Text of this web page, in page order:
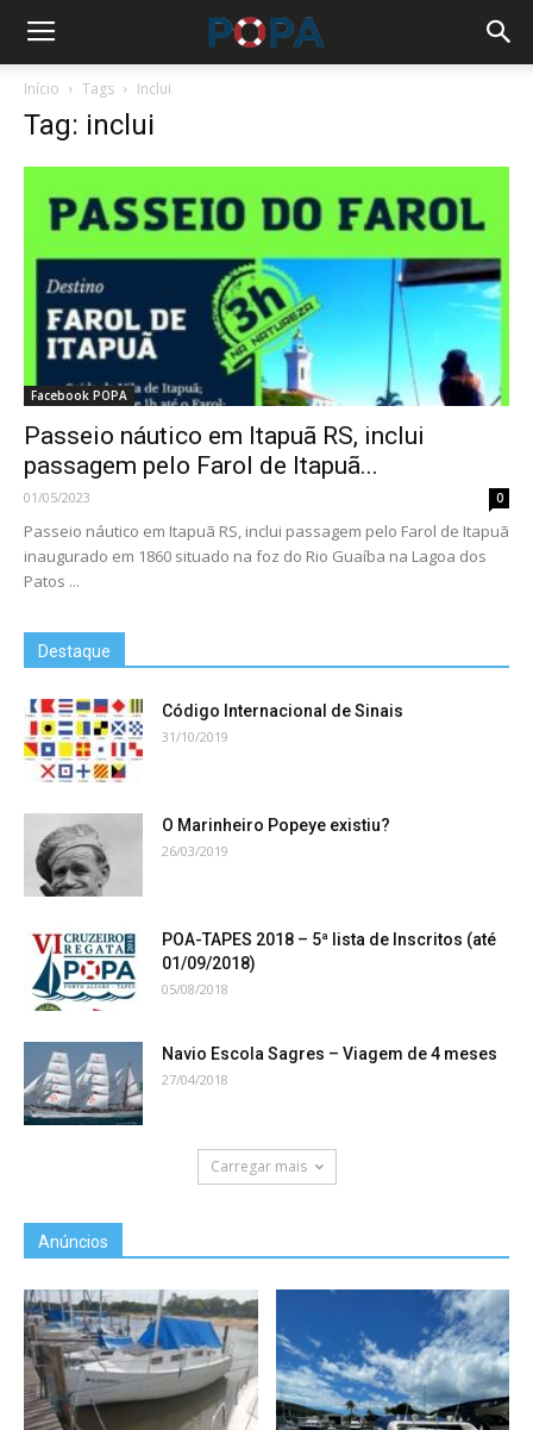
Início Tags Inclui
Tag: inclui
Facebook POPA
Passeio náutico em Itapuã RS, inclui
passagem pelo Farol de Itapuã...
01/05/2023 0
Passeio náutico em Itapuã RS, inclui passagem pelo Farol de Itapuã
inaugurado em 1860 situado na foz do Rio Guaíba na Lagoa dos
Patos ...
Destaque
Código Internacional de Sinais
31/10/2019
O Marinheiro Popeye existiu?
26/03/2019
POA-TAPES 2018 – 5ª lista de Inscritos (até
01/09/2018)
05/08/2018
Navio Escola Sagres – Viagem de 4 meses
27/04/2018
Carregar mais
Anúncios